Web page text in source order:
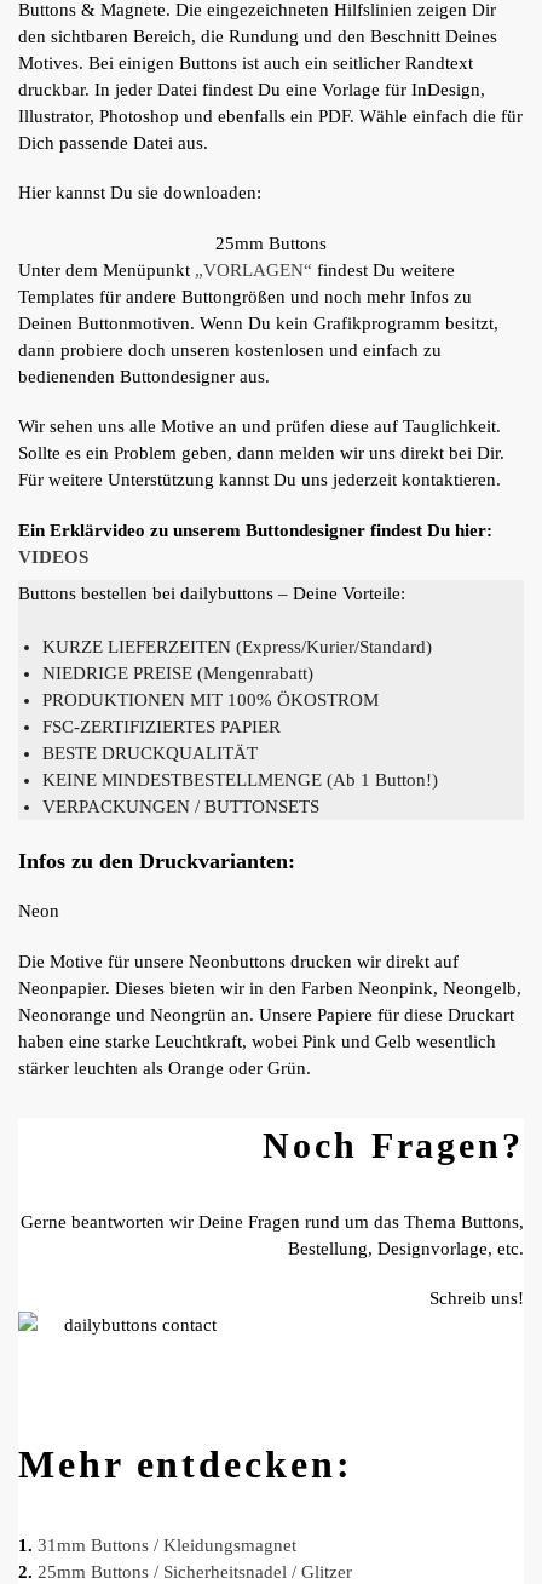
Buttons & Magnete. Die eingezeichneten Hilfslinien zeigen Dir
den sichtbaren Bereich, die Rundung und den Beschnitt Deines
Motives. Bei einigen Buttons ist auch ein seitlicher Randtext
druckbar. In jeder Datei findest Du eine Vorlage für InDesign,
Illustrator, Photoshop und ebenfalls ein PDF. Wähle einfach die für
Dich passende Datei aus.
Hier kannst Du sie downloaden:
25mm Buttons
Unter dem Menüpunkt „VORLAGEN“ findest Du weitere
Templates für andere Buttongrößen und noch mehr Infos zu
Deinen Buttonmotiven. Wenn Du kein Grafikprogramm besitzt,
dann probiere doch unseren kostenlosen und einfach zu
bedienenden Buttondesigner aus.
Wir sehen uns alle Motive an und prüfen diese auf Tauglichkeit.
Sollte es ein Problem geben, dann melden wir uns direkt bei Dir.
Für weitere Unterstützung kannst Du uns jederzeit kontaktieren.
Ein Erklärvideo zu unserem Buttondesigner findest Du hier:
VIDEOS
Buttons bestellen bei dailybuttons – Deine Vorteile:
KURZE LIEFERZEITEN (Express/Kurier/Standard)
NIEDRIGE PREISE (Mengenrabatt)
PRODUKTIONEN MIT 100% ÖKOSTROM
FSC-ZERTIFIZIERTES PAPIER
BESTE DRUCKQUALITÄT
KEINE MINDESTBESTELLMENGE (Ab 1 Button!)
VERPACKUNGEN / BUTTONSETS
Infos zu den Druckvarianten:
Neon
Die Motive für unsere Neonbuttons drucken wir direkt auf
Neonpapier. Dieses bieten wir in den Farben Neonpink, Neongelb,
Neonorange und Neongrün an. Unsere Papiere für diese Druckart
haben eine starke Leuchtkraft, wobei Pink und Gelb wesentlich
stärker leuchten als Orange oder Grün.
Noch Fragen?
Gerne beantworten wir Deine Fragen rund um das Thema Buttons,
Bestellung, Designvorlage, etc.
Schreib uns!
Mehr entdecken:
1. 31mm Buttons / Kleidungsmagnet
2. 25mm Buttons / Sicherheitsnadel / Glitzer